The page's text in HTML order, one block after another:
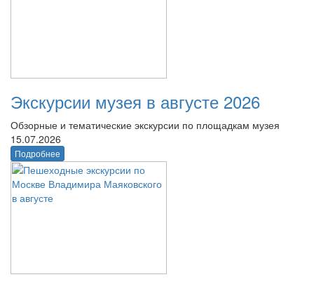
Экскурсии музея в августе 2026
Обзорные и тематические экскурсии по площадкам музея
15.07.2026
Подробнее